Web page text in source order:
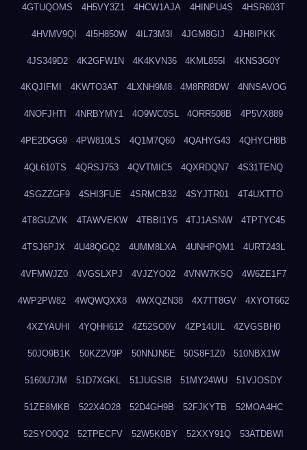
4GTUQOMS 4H5VY3Z1 4HCW1AJA 4HINPU4S 4HSR603T
4HVMV9QI 4I5H850W 4IL73M3I 4JGM8GIJ 4JH8IPKK
4JS349D2 4K2GFW1N 4K4KVN36 4KML855I 4KNS3G0Y
4KQJIFMI 4KWTO3AT 4LXNH9M8 4M8RR8DW 4NNSAVOG
4NOFJHTI 4NRBYMY1 4O9WC0SL 4ORR508B 4P5VX889
4PE2DGG9 4PW810LS 4Q1M7Q60 4QAHYG43 4QHYCH8B
4QL610TS 4QRSJ753 4QVTMIC5 4QXRDQN7 4S31TENQ
4SGZZGF9 4SHI3FUE 4SRMCB32 4SYJTR01 4T4UXTTO
4T8GUZVK 4TAWVEKW 4TBBI1Y5 4TJ1ASNW 4TPTYC45
4TSJ6PJX 4U48QGQ2 4UMM8LXA 4UNHPQM1 4URT243L
4VFMWJZ0 4VGSLXPJ 4VJZYO02 4VNW7KSQ 4W6ZE1F7
4WP2PW82 4WQWQXX8 4WXQZN38 4X7TT8GV 4XYOT662
4XZYAUHI 4YQHH612 4Z52SO0V 4ZP14UIL 4ZVGSBH0
50JO9B1K 50KZ2V9P 50NNJN5E 50S8F1Z0 510NBX1W
5160U7JM 51D7XGKL 51JUGSIB 51MY24WU 51VJOSDY
51ZE8MKB 522X4O28 52D4GH9B 52FJKYTB 52MOA4HC
52SYO0Q2 52TPECFV 52W5K0BY 52XXY91Q 53ATDBWI